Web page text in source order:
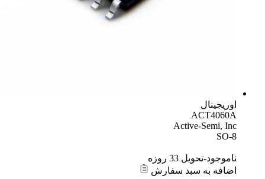
اوریجینال
ACT4060A
Active-Semi, Inc
SO-8
ناموجود-تحویل 33 روزه
اضافه به سبد سفارش